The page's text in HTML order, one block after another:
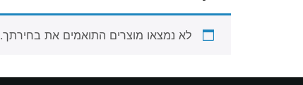
לא נמצאו מוצרים התואמים את בחירתך.